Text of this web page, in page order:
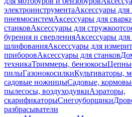
электроинструментаАксессуары для
пневмосистемАксессуары для
станковАксессуары для
бурения и сверленияАксессуары для
шлифованияАксессуары для
приборовАксессуары для станков
техникаТриммеры, бензокосы
пилыГазонокосилкиКультиваторы,
садовые ножницыСадовые,
пылесосы, воздуходувкиАэраторы,
скарификаторыСнегоуборщики
разбрасыватели